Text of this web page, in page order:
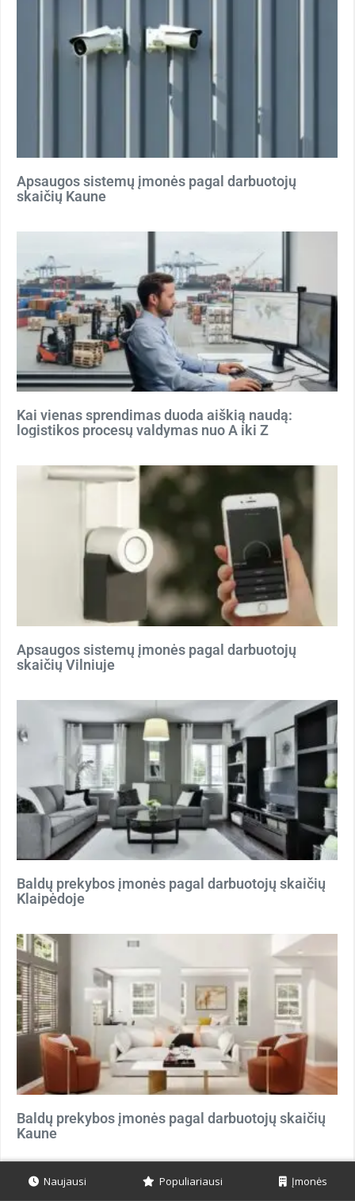
Apsaugos sistemų įmonės pagal darbuotojų
skaičių Kaune
Kai vienas sprendimas duoda aiškią naudą:
logistikos procesų valdymas nuo A iki Z
Apsaugos sistemų įmonės pagal darbuotojų
skaičių Vilniuje
Baldų prekybos įmonės pagal darbuotojų skaičių
Klaipėdoje
Baldų prekybos įmonės pagal darbuotojų skaičių
Kaune
Naujausi Populiariausi Įmonės